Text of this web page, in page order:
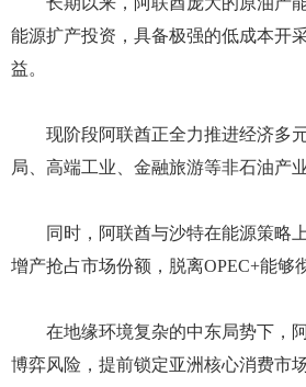
能源扩产投资，具备极强的低成本开
益。
现阶段阿联酋正全力推进经济多元
局、高端工业、金融旅游等非石油产
同时，阿联酋与沙特在能源策略上
增产抢占市场份额，脱离OPEC+能够
在地缘环境复杂的中东局势下，阿
博弈风险，提前锁定亚洲核心消费市